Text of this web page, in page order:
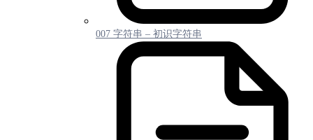
007 字符串 – 初识字符串